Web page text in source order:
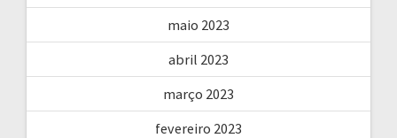
maio 2023
abril 2023
março 2023
fevereiro 2023